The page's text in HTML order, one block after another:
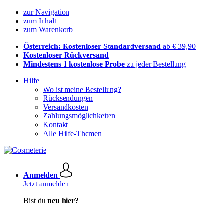
zur Navigation
zum Inhalt
zum Warenkorb
Österreich: Kostenloser Standardversand ab € 39,90
Kostenloser Rückversand
Mindestens 1 kostenlose Probe zu jeder Bestellung
Hilfe
Wo ist meine Bestellung?
Rücksendungen
Versandkosten
Zahlungsmöglichkeiten
Kontakt
Alle Hilfe-Themen
Anmelden
Jetzt anmelden
Bist du neu hier?